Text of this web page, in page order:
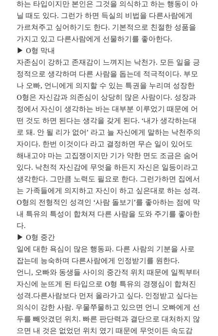
하는 타입이지만 본인은 그것을 의식하고 하는 행동이 아
닐 때도 있다. 그런가 하면 득실의 비법을 다른사람에게
가르쳐주고 싶어하기도 한다. 기본적으로 친절한 성품을
가지고 있고 다른사람에게 선물하기를 좋아한다.
▶ O형 막내
자존심이 강하고 존재감이 느껴지는 낙천가. 모든 일을 긍
정적으로 생각하며 다른 사람을 돕는데 적극적이다. 부모
나 오빠, 언니에게 의지할 수 있는 특권을 누리며 성장한
O형은 자신감과 의존심이 상당히 많은 사람이다. 성장과
정에서 자신이 생각하는 바는 대부분 이루었기 때문에 어
떤 것도 하면 된다는 생각을 갖게 된다. ‘내가 생각하는대
로 돼. 안 될 리가 없어’ 라고 늘 자신에게 말하는 낙천주의
자이다. 한번 이것이다 라고 결정하면 무슨 일이 있어도
해내고야 마는 고집쟁이지만 기가 약한 면도 조금은 숨어
있다. 낙천적 자신감에 무엇을 하든지 자신은 일등이라고
생각한다. 그만큼 노력도 필요로 한다. 그런가하면 집에서
는 가족들에게 의지하고 자신이 하고 싶은대로 하는 성격.
O형의 전형적인 성격인 ‘사람 돌보기’를 좋아하는 점에 막
내 특유의 특성이 합쳐져 다른 사람을 도와 주기를 좋아한
다.
▶ O형 중간
일에 대한 욕심이 많은 행동파. 다른 사람의 기분을 사로
잡는데 능숙하며 다른사람에게 인정받기를 원한다.
언니, 오빠와 동생들 사이의 중간적 위치 때문에 일찍부터
자신에 눈뜨게 된 타입으로 O형 특유의 경쟁심이 합쳐진
성격.다른사람보다 먼저 올라가고 싶다. 인정받고 싶다는
의식이 강한 사람. 우물쭈물하고 있으면 언니 오빠에게 선
두를 빼앗겼던 위치. 빠른 판단력과 결단으로 대처하지 않
으면 내 것은 없었던 위치 였기 때문에 무엇이든 속도감